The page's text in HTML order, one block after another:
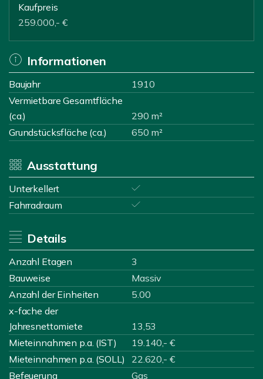
Kaufpreis
259.000,- €
Informationen
Baujahr
1910
Vermietbare Gesamtfläche
(ca.)
290 m²
Grundstücksfläche (ca.)
650 m²
Ausstattung
Unterkellert
Fahrradraum
Details
Anzahl Etagen
3
Bauweise
Massiv
Anzahl der Einheiten
5.00
x-fache der
Jahresnettomiete
13,53
Mieteinnahmen p.a. (IST)
19.140,- €
Mieteinnahmen p.a. (SOLL)
22.620,- €
Befeuerung
Gas